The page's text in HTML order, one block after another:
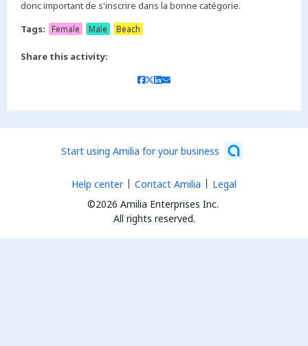
Tags:
Female Male Beach
Share this activity:
Start using Amilia for your business
©2026 Amilia Enterprises Inc.
All rights reserved.
Help center Contact Amilia Legal